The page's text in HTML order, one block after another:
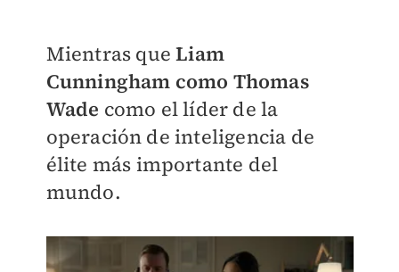
Mientras queLiam
Cunningham como Thomas
Wade como el líder de la
operación de inteligencia de
élite más importante del
mundo.